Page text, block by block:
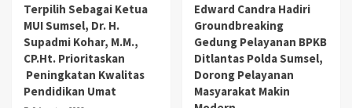
Terpilih Sebagai Ketua
MUI Sumsel, Dr. H.
Supadmi Kohar, M.M.,
CP.Ht. Prioritaskan
Peningkatan Kwalitas
Pendidikan Umat
Edward Candra Hadiri
Groundbreaking
Gedung Pelayanan BPKB
Ditlantas Polda Sumsel,
Dorong Pelayanan
Masyarakat Makin